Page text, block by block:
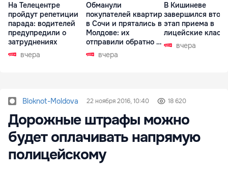
На Телецентре
пройдут репетиции
парада: водителей
предупредили о
затруднениях
вчера
Обманули
покупателей квартир
в Сочи и прятались в
Молдове: их
отправили обратно в
РФ вчера
В Кишиневе
завершился
этап приема в
лицейские
вчера
Bloknot-Moldova 22 ноября 2016, 10:40 18 620
Дорожные штрафы можно
будет оплачивать напрямую
полицейскому